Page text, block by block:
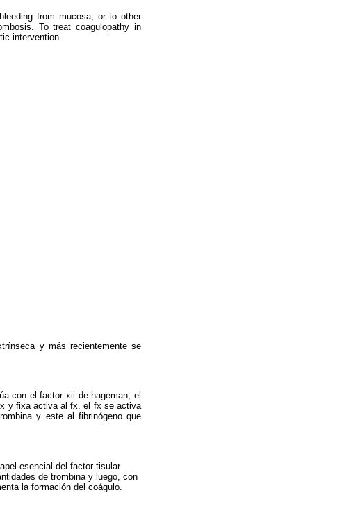
from mucosa, or to other
To treat coagulo­pathy in
intervention.
y más recientemente se
con el factor xii de hageman, el
y fixa activa al fx. el fx se activa
y este al fibrinógeno que
esencial del factor tisular
de trombina y luego, con
la formación del coágulo.